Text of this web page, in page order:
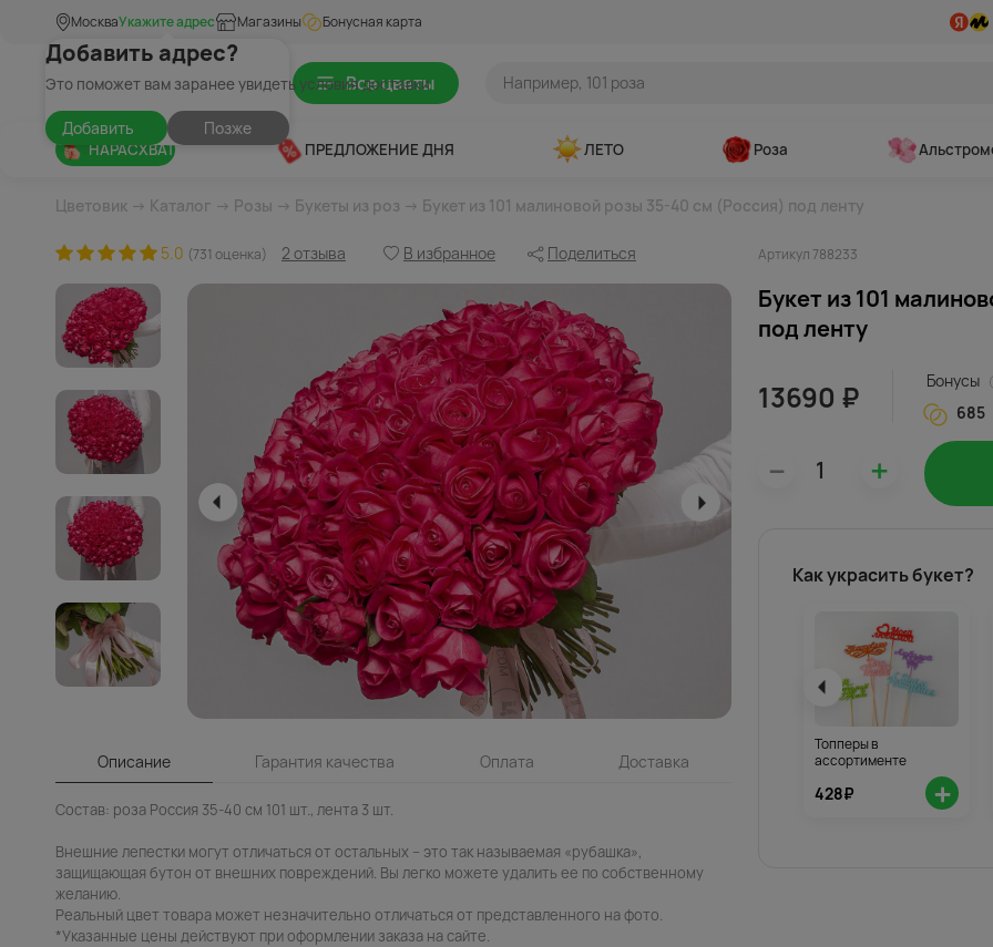
МоскваУкажите адрес
Добавить адрес?
Это поможет вам заранее увидеть условия доставки
Добавить Позже
Магазины Бонусная карта
Все цветы
НАРАСХВАТ ПРЕДЛОЖЕНИЕ ДНЯ ЛЕТО Роза
Цветовик → Каталог → Розы → Букеты из роз → Букет из 101 малиновой розы 35-40 см (Россия) под ленту
5.0 (731 оценка) 2 отзыва В избранное Поделиться Артикул 788233
Описание Гарантия качества Оплата Доставка
Состав: роза Россия 35-40 см 101 шт., лента 3 шт.
Внешние лепестки могут отличаться от остальных – это так называемая «рубашка»,
защищающая бутон от внешних повреждений. Вы легко можете удалить ее по собственному
желанию.
Реальный цвет товара может незначительно отличаться от представленного на фото.
*Указанные цены действуют при оформлении заказа на сайте.
Букет из 101
под ленту
13690 ₽
Бонусы
685
– +
Как украсить букет?
Топперы в
ассортименте
428₽ +